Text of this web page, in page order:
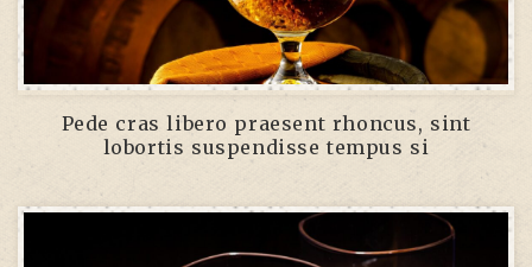
Pede cras libero praesent rhoncus, sint
lobortis suspendisse tempus si